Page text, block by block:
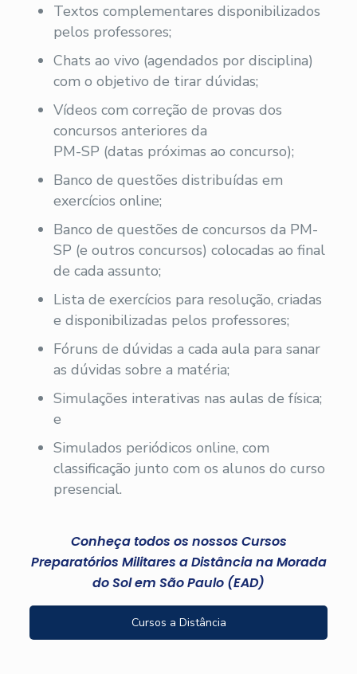
Textos complementares disponibilizados
pelos professores;
Chats ao vivo (agendados por disciplina)
com o objetivo de tirar dúvidas;
Vídeos com correção de provas dos
concursos anteriores da
PM-SP (datas próximas ao concurso);
Banco de questões distribuídas em
exercícios online;
Banco de questões de concursos da PM-
SP (e outros concursos) colocadas ao final
de cada assunto;
Lista de exercícios para resolução, criadas
e disponibilizadas pelos professores;
Fóruns de dúvidas a cada aula para sanar
as dúvidas sobre a matéria;
Simulações interativas nas aulas de física;
e
Simulados periódicos online, com
classificação junto com os alunos do curso
presencial.
Conheça todos os nossos Cursos
Preparatórios Militares a Distância na Morada
do Sol em São Paulo (EAD)
Cursos a Distância